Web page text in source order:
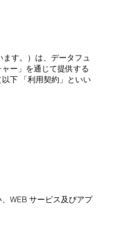
ます。）は、データフュ
ー」を通じて提供する
下 「利⽤契約」といい
WEB サービス及びアプ